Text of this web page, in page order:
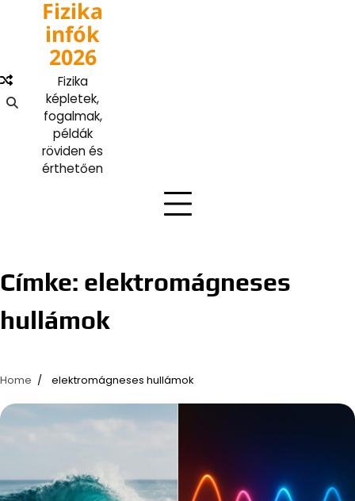
content
Fizika
infók
2026
Fizika
képletek,
fogalmak,
példák
röviden és
érthetően
Címke: elektromágneses
hullámok
Home elektromágneses hullámok